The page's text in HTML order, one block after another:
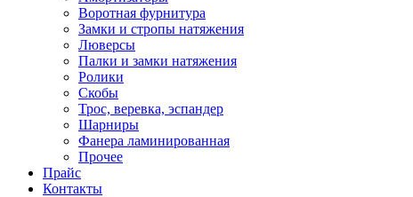
Воротная фурнитура
Замки и стропы натяжения
Люверсы
Палки и замки натяжения
Ролики
Скобы
Трос, веревка, эспандер
Шарниры
Фанера ламинированная
Прочее
Прайс
Контакты